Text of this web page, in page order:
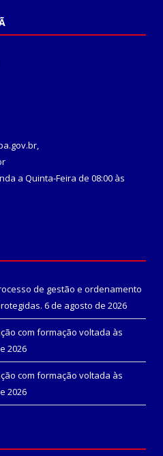
a Quinta-Feira de 08:00 às
de gestão e ordenamento
6 de agosto de 2026
com formação voltada às
2026
com formação voltada às
2026